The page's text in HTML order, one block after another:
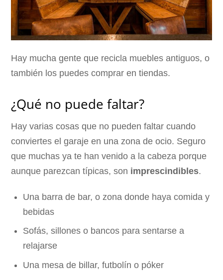
Hay mucha gente que recicla muebles antiguos, o
también los puedes comprar en tiendas.
¿Qué no puede faltar?
Hay varias cosas que no pueden faltar cuando
conviertes el garaje en una zona de ocio. Seguro
que muchas ya te han venido a la cabeza porque
aunque parezcan típicas, son imprescindibles.
Una barra de bar, o zona donde haya comida y
bebidas
Sofás, sillones o bancos para sentarse a
relajarse
Una mesa de billar, futbolín o póker